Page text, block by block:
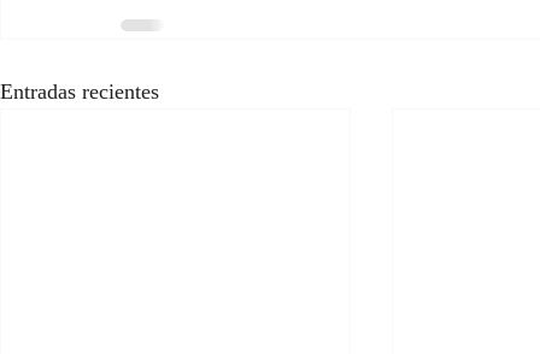
Entradas recientes